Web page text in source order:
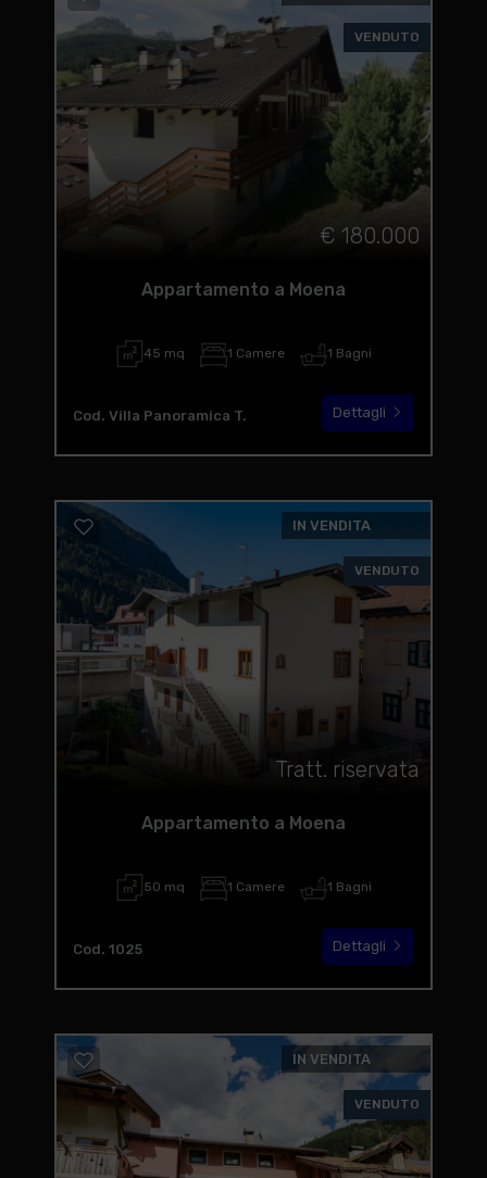
VENDUTO
€ 180.000
Appartamento a Moena
45 mq 1 Camere 1 Bagni
Cod. Villa Panoramica T. Dettagli
IN VENDITA
VENDUTO
Tratt. riservata
Appartamento a Moena
50 mq 1 Camere 1 Bagni
Cod. 1025 Dettagli
IN VENDITA
VENDUTO